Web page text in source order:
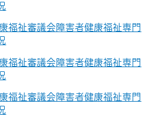
福祉審議会障害者健康福祉専門
福祉審議会障害者健康福祉専門
福祉審議会障害者健康福祉専門